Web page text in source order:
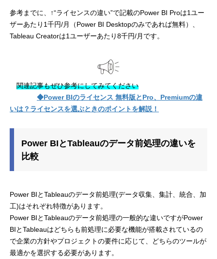
参考までに、↑“ライセンスの違い”で記載のPower BI Proは1ユー
ザーあたり1千円/月（Power BI Desktopのみであれば無料）、
Tableau Creatorは1ユーザーあたり8千円/月です。
関連記事もぜひ参考にしてみてください
◆Power BIのライセンス 無料版とPro、Premiumの違
いは？ライセンスを選ぶときのポイントを解説！
Power BIとTableauのデータ前処理の違いを
比較
Power BIとTableauのデータ前処理(データ収集、集計、統合、加
工)はそれぞれ特徴があります。
Power BIとTableauのデータ前処理の一般的な違いですがPower
BIとTableauはどちらも前処理に必要な機能が搭載されているの
で企業の方針やプロジェクトの要件に応じて、どちらのツールが
最適かを選択する必要があります。